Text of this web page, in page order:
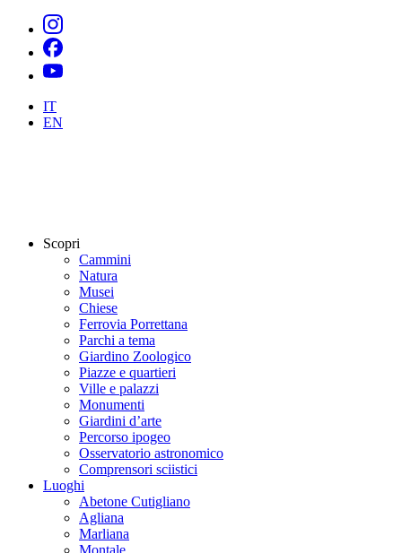
IT
EN
Scopri
Cammini
Natura
Musei
Chiese
Ferrovia Porrettana
Parchi a tema
Giardino Zoologico
Piazze e quartieri
Ville e palazzi
Monumenti
Giardini d’arte
Percorso ipogeo
Osservatorio astronomico
Comprensori sciistici
Luoghi
Abetone Cutigliano
Agliana
Marliana
Montale